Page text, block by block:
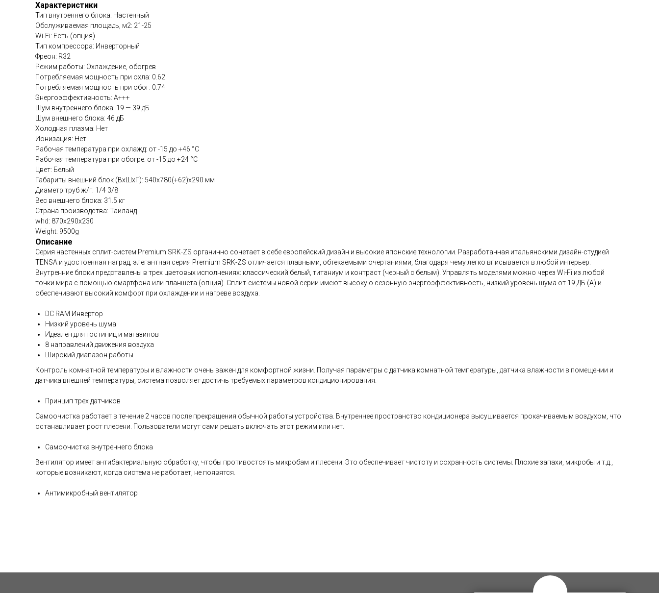
Характеристики
Тип внутреннего блока: Настенный
Обслуживаемая площадь, м2: 21-25
Wi-Fi: Есть (опция)
Тип компрессора: Инверторный
Фреон: R32
Режим работы: Охлаждение, обогрев
Потребляемая мощность при охла: 0.62
Потребляемая мощность при обог: 0.74
Энергоэффективность: A+++
Шум внутреннего блока: 19 — 39 дБ
Шум внешнего блока: 46 дБ
Холодная плазма: Нет
Ионизация: Нет
Рабочая температура при охлажд: от -15 до +46 °C
Рабочая температура при обогре: от -15 до +24 °C
Цвет: Белый
Габариты внешний блок (ВхШхГ): 540х780(+62)х290 мм
Диаметр труб ж/г: 1/4 3/8
Вес внешнего блока: 31.5 кг
Страна производства: Таиланд
whd: 870x290x230
Weight: 9500g
Описание
Серия настенных сплит-систем Premium SRK-ZS органично сочетает в себе европейский дизайн и высокие японские технологии. Разработанная итальянскими дизайн-студией
TENSA и удостоенная наград, элегантная серия Premium SRK-ZS отличается плавными, обтекаемыми очертаниями, благодаря чему легко вписывается в любой интерьер.
Внутренние блоки представлены в трех цветовых исполнениях: классический белый, титаниум и контраст (черный с белым). Управлять моделями можно через Wi-Fi из любой
точки мира с помощью смартфона или планшета (опция). Сплит-системы новой серии имеют высокую сезонную энергоэффективность, низкий уровень шума от 19 ДБ (А) и
обеспечивают высокий комфорт при охлаждении и нагреве воздуха.
DC RAM Инвертор
Низкий уровень шума
Идеален для гостиниц и магазинов
8 направлений движения воздуха
Широкий диапазон работы
Контроль комнатной температуры и влажности очень важен для комфортной жизни. Получая параметры с датчика комнатной температуры, датчика влажности в помещении и
датчика внешней температуры, система позволяет достичь требуемых параметров кондиционирования.
Принцип трех датчиков
Самоочистка работает в течение 2 часов после прекращения обычной работы устройства. Внутреннее пространство кондиционера высушивается прокачиваемым воздухом, что
останавливает рост плесени. Пользователи могут сами решать включать этот режим или нет.
Самоочистка внутреннего блока
Вентилятор имеет антибактериальную обработку, чтобы противостоять микробам и плесени. Это обеспечивает чистоту и сохранность системы. Плохие запахи, микробы и т.д.,
которые возникают, когда система не работает, не появятся.
Антимикробный вентилятор